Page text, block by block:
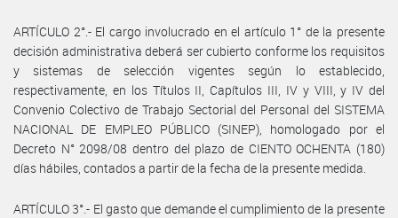
ARTÍCULO 2°.- El cargo involucrado en el artículo 1° de la presente
decisión administrativa deberá ser cubierto conforme los requisitos
y sistemas de selección vigentes según lo establecido,
respectivamente, en los Títulos II, Capítulos III, IV y VIII, y IV del
Convenio Colectivo de Trabajo Sectorial del Personal del SISTEMA
NACIONAL DE EMPLEO PÚBLICO (SINEP), homologado por el
Decreto N° 2098/08 dentro del plazo de CIENTO OCHENTA (180)
días hábiles, contados a partir de la fecha de la presente medida.
ARTÍCULO 3°.- El gasto que demande el cumplimiento de la presente